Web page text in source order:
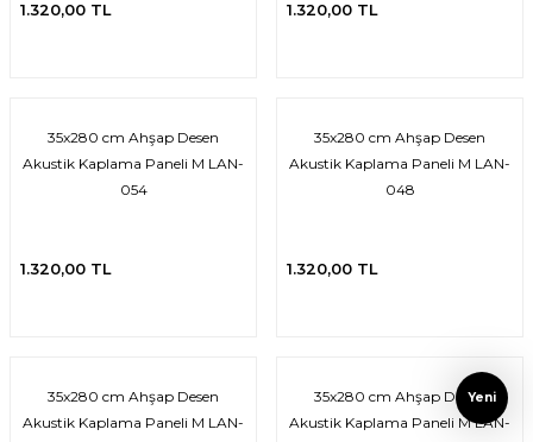
1.320,00 TL 1.320,00 TL
35x280 cm Ahşap Desen
Akustik Kaplama Paneli M LAN-
054
1.320,00 TL
35x280 cm Ahşap Desen
Akustik Kaplama Paneli M LAN-
048
1.320,00 TL
35x280 cm Ahşap Desen
Akustik Kaplama Paneli M LAN-
Yeni
35x280 cm Ahşap Desen
Akustik Kaplama Paneli M LAN-